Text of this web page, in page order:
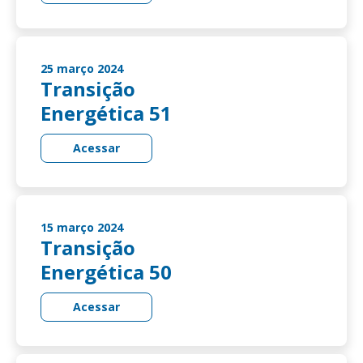
25 março 2024
Transição
Energética 51
Acessar
15 março 2024
Transição
Energética 50
Acessar